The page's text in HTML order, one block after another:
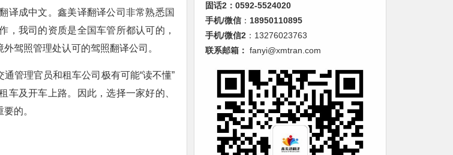
译成中文。鑫美译翻译公司非常熟悉国
，我司的资质是全国车管所都认可的，
驾照管理处认可的驾照翻译公司。
管理官员和租车公司极有可能“读不懂”
及开车上路。因此，选择一家好的、
的。
固话2：0592-5524020
手机/微信 ： 18950110895
手机/微信2 ：13276023763
联系邮箱：fanyi@xmtran.com